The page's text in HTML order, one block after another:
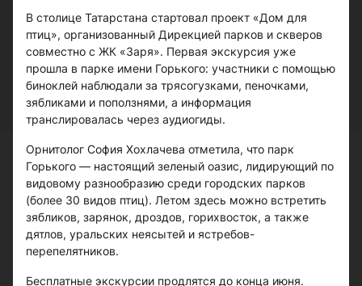
В столице Татарстана стартовал проект «Дом для
птиц», организованный Дирекцией парков и скверов
совместно с ЖК «Заря». Первая экскурсия уже
прошла в парке имени Горького: участники с помощью
биноклей наблюдали за трясогузками, пеночками,
зябликами и поползнями, а информация
транслировалась через аудиогиды.
Орнитолог София Хохлачева отметила, что парк
Горького — настоящий зеленый оазис, лидирующий по
видовому разнообразию среди городских парков
(более 30 видов птиц). Летом здесь можно встретить
зябликов, зарянок, дроздов, горихвосток, а также
дятлов, уральских неясытей и ястребов-
перепелятников.
Бесплатные экскурсии продлятся до конца июня.